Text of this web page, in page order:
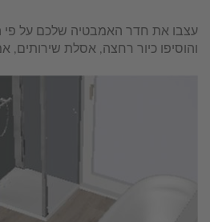
עצבו את חדר האמבטיה שלכם על פי
והוסיפו כיור רחצה, אסלת שירותים,